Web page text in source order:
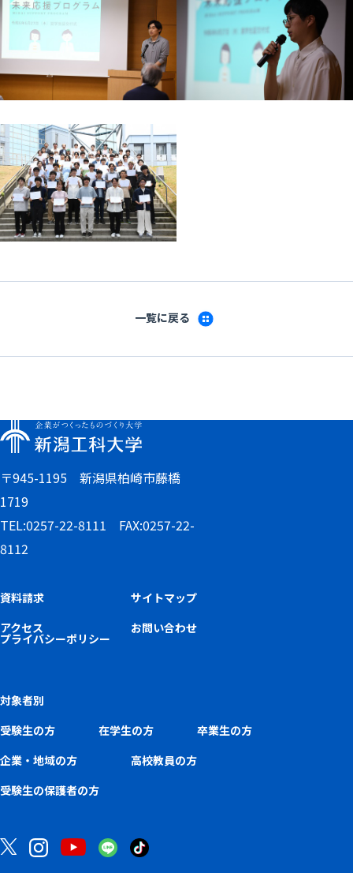
一覧に戻る
〒945-1195 新潟県柏崎市藤橋
1719
TEL:0257-22-8111 FAX:0257-22-
8112
資料請求
サイトマップ
アクセス
お問い合わせ
プライバシーポリシー
対象者別
受験生の方
在学生の方
卒業生の方
企業・地域の方
高校教員の方
受験生の保護者の方